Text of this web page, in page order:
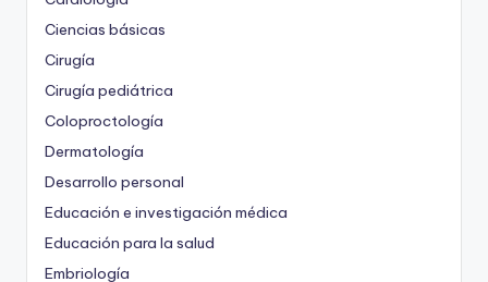
Ciencias básicas
Cirugía
Cirugía pediátrica
Coloproctología
Dermatología
Desarrollo personal
Educación e investigación médica
Educación para la salud
Embriología